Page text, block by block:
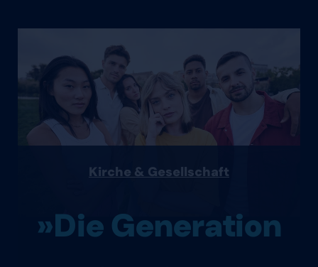
Kirche & Gesellschaft
»Die Generation